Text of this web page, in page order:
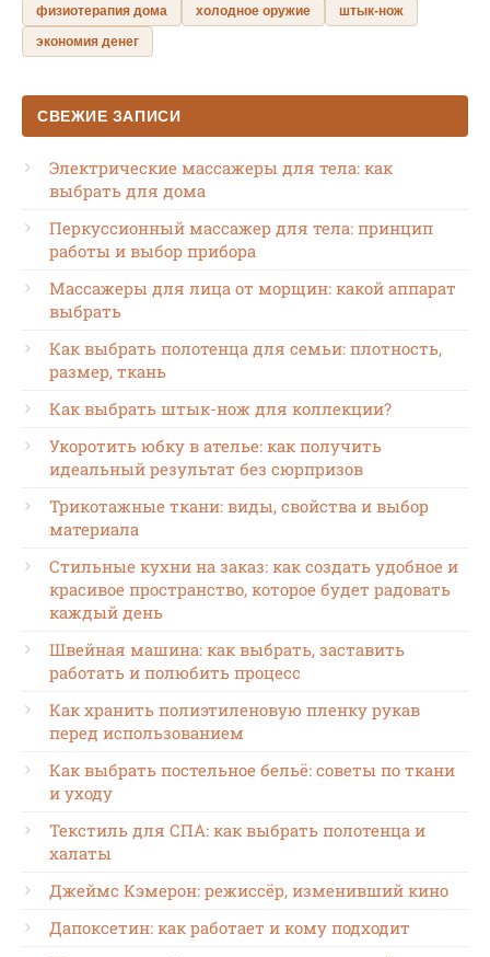
физиотерапия дома
холодное оружие
штык-нож
экономия денег
СВЕЖИЕ ЗАПИСИ
Электрические массажеры для тела: как
выбрать для дома
Перкуссионный массажер для тела: принцип
работы и выбор прибора
Массажеры для лица от морщин: какой аппарат
выбрать
Как выбрать полотенца для семьи: плотность,
размер, ткань
Как выбрать штык-нож для коллекции?
Укоротить юбку в ателье: как получить
идеальный результат без сюрпризов
Трикотажные ткани: виды, свойства и выбор
материала
Стильные кухни на заказ: как создать удобное и
красивое пространство, которое будет радовать
каждый день
Швейная машина: как выбрать, заставить
работать и полюбить процесс
Как хранить полиэтиленовую пленку рукав
перед использованием
Как выбрать постельное бельё: советы по ткани
и уходу
Текстиль для СПА: как выбрать полотенца и
халаты
Джеймс Кэмерон: режиссёр, изменивший кино
Дапоксетин: как работает и кому подходит